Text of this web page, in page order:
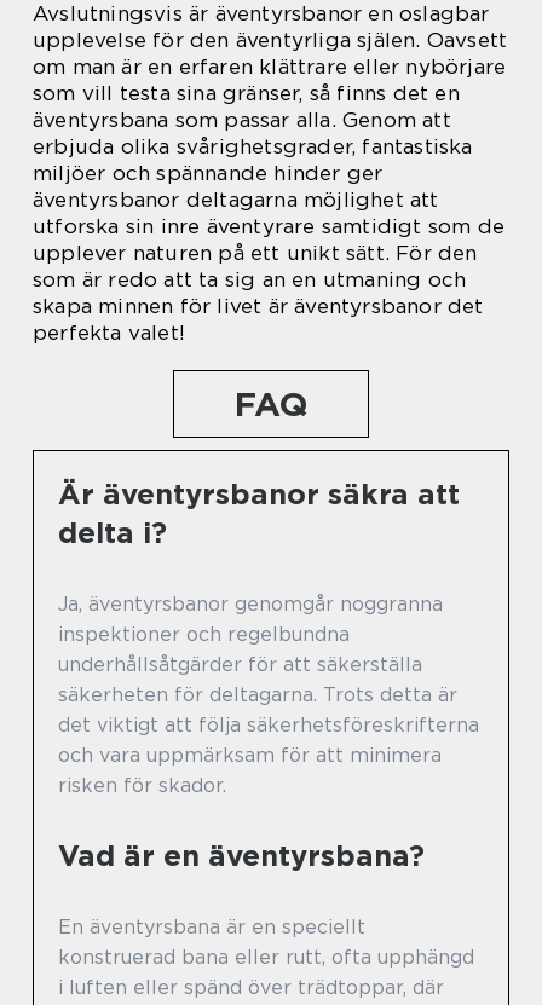
Avslutningsvis är äventyrsbanor en oslagbar
upplevelse för den äventyrliga själen. Oavsett
om man är en erfaren klättrare eller nybörjare
som vill testa sina gränser, så finns det en
äventyrsbana som passar alla. Genom att
erbjuda olika svårighetsgrader, fantastiska
miljöer och spännande hinder ger
äventyrsbanor deltagarna möjlighet att
utforska sin inre äventyrare samtidigt som de
upplever naturen på ett unikt sätt. För den
som är redo att ta sig an en utmaning och
skapa minnen för livet är äventyrsbanor det
perfekta valet!
FAQ
Är äventyrsbanor säkra att
delta i?
Ja, äventyrsbanor genomgår noggranna
inspektioner och regelbundna
underhållsåtgärder för att säkerställa
säkerheten för deltagarna. Trots detta är
det viktigt att följa säkerhetsföreskrifterna
och vara uppmärksam för att minimera
risken för skador.
Vad är en äventyrsbana?
En äventyrsbana är en speciellt
konstruerad bana eller rutt, ofta upphängd
i luften eller spänd över trädtoppar, där